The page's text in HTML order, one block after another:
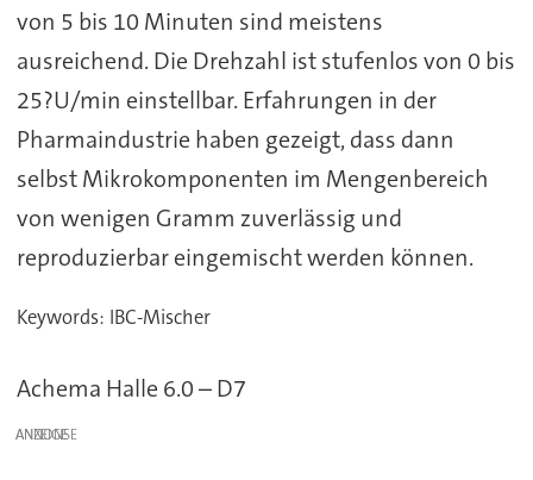
von 5 bis 10 Minuten sind meistens
ausreichend. Die Drehzahl ist stufenlos von 0 bis
25?U/min einstellbar. Erfahrungen in der
Pharmaindustrie haben gezeigt, dass dann
selbst Mikrokomponenten im Mengenbereich
von wenigen Gramm zuverlässig und
reproduzierbar eingemischt werden können.
Keywords: IBC-Mischer
Achema Halle 6.0 – D7
ANZEIGE